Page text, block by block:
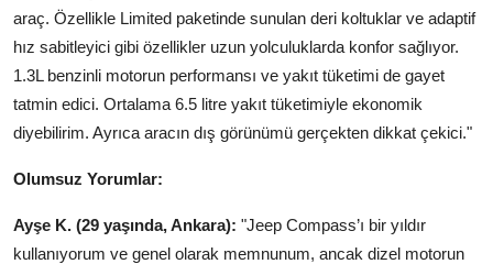
araç. Özellikle Limited paketinde sunulan deri koltuklar ve adaptif
hız sabitleyici gibi özellikler uzun yolculuklarda konfor sağlıyor.
1.3L benzinli motorun performansı ve yakıt tüketimi de gayet
tatmin edici. Ortalama 6.5 litre yakıt tüketimiyle ekonomik
diyebilirim. Ayrıca aracın dış görünümü gerçekten dikkat çekici."
Olumsuz Yorumlar:
Ayşe K. (29 yaşında, Ankara): "Jeep Compass’ı bir yıldır
kullanıyorum ve genel olarak memnunum, ancak dizel motorun